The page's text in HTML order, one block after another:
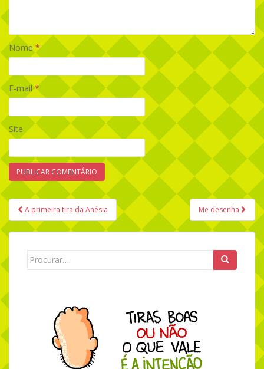
Nome *
E-mail*
Site
Navegação de Post
A primeira tira da Anésia Me desenha
Search for: